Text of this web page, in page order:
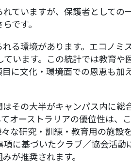
ていますが、保護者として
です。
る環境があります。エコノ
ています。この統計では教育
に文化・環境面での恩恵も加
その大半がキャンパス内に
オーストラリアの優位性は
な研究・訓練・教育用の施
に基づいたクラブ／協会活
が推奨されます。